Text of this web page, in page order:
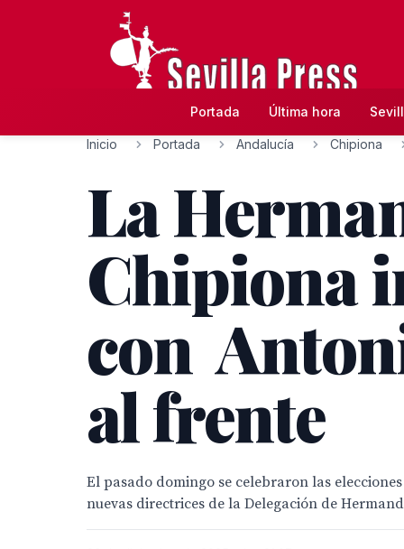
Portada Última hora
Inicio Portada Andalucía Chipiona
La
Chipiona
con
al frente
El pasado domingo se celebraron las
nuevas directrices de la Delegación de